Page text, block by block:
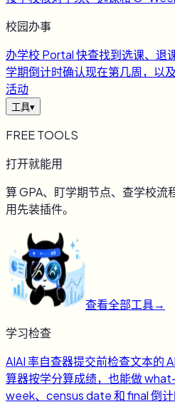
校园办事
办学校 Portal 快查找到选课、退
学期倒计时确认现在第几周，以
活动
工具▾
FREE TOOLS
打开就能用
算 GPA、盯学期节点、查学校流
用先装插件。
查看全部工具→
学习检查
AIAI 率自查器提交前检查文本的
算器按学分算成绩，也能做
week、census date 和 final 倒